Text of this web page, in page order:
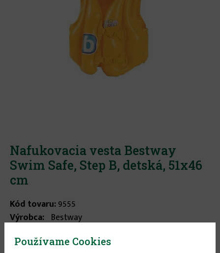
Nafukovacia vesta Bestway
Swim Safe, Step B, detská, 51x46
cm
Kód tovaru:9555
Výrobca: Bestway
- vyrobená z odolného vinylu - 2 nastavitelné sponky
umožnujúce rýchle odopnutie - nafukovací golier - 3
Používame Cookies